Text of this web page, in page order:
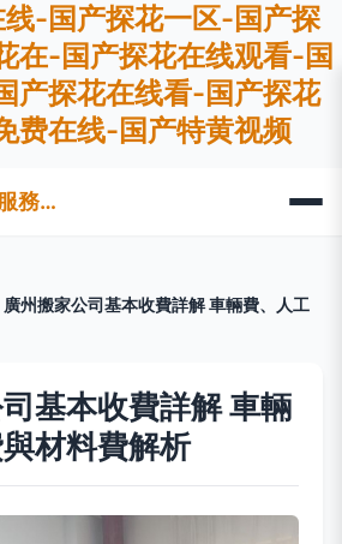
线-国产探花一区-国产探
在-国产探花在线观看-国
产探花在线看-国产探花
费在线-国产特黄视频
鄭州富豫貨運代理服務有限公司
廣州搬家公司基本收費詳解 車輛費、人工
基本收費詳解 車輛
材料費解析